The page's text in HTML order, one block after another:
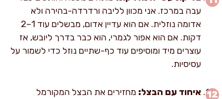
עבה במרכז. אני מכוון לליבה ורדרדה-בהירה ולא
אדומה נוזלית. אם הוא עדיין אדום, מבשלים עוד 1–2
דקות. אם הוא אפור לגמרי, הוא כבר בדרך ליובש, אז
עוצרים מיד ומוסיפים עוד כף-שתיים נוזל כדי לשמור על
עסיסיות.
איחוד עם הבצל: מחזירים את הבצל המקורמל